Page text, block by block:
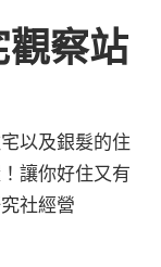
觀察站
以及銀髮的住
讓你好住又有
社經營